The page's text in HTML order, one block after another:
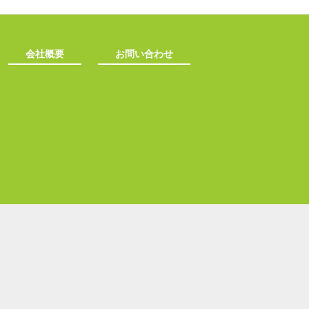
会社概要 お問い合わせ